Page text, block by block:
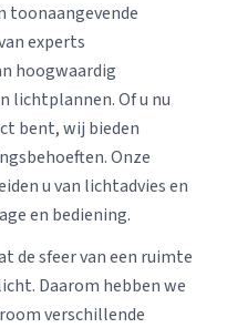
toonaangevende
experts
hoogwaardig
lichtplannen. Of u nu
bent, wij bieden
Onze
u van lichtadvies en
en bediening.
de sfeer van een ruimte
Daarom hebben we
verschillende